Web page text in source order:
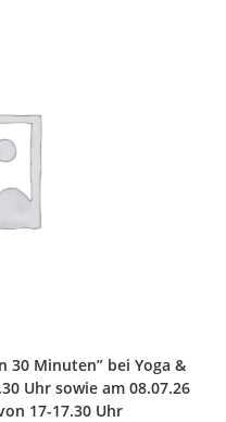
30 Minuten” bei Yoga &
Uhr sowie am 08.07.26
17-17.30 Uhr